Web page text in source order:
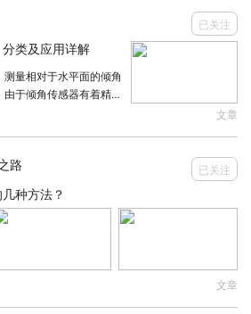
可能配备专用存储芯片，如
存系统时间和 BIOS 设置，
机存储器）用于保存特定硬件
芯片类型多样，每种芯片都有
。通过合理配置和选择这些存储
电脑的整体性能和使用体验。
系工作人员，我们将在第一时间
已关注
类及应用详解
量相对于水平面的倾角
于倾角传感器有着精度
，适用于各种应用环
那么今天，我们便一起
文章
路 已关注
种方法？
文章